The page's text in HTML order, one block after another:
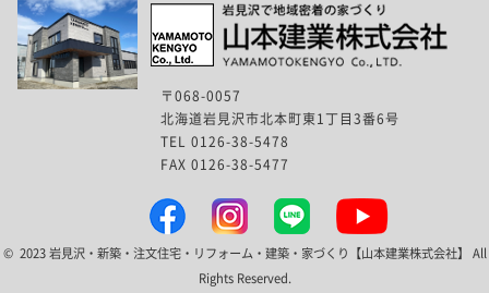
〒068-0057
北海道岩見沢市北本町東1丁目3番6号
TEL 0126-38-5478
FAX 0126-38-5477
© 2023 岩見沢・新築・注文住宅・リフォーム・建築・家づくり【山本建業株式会社】 All
Rights Reserved.